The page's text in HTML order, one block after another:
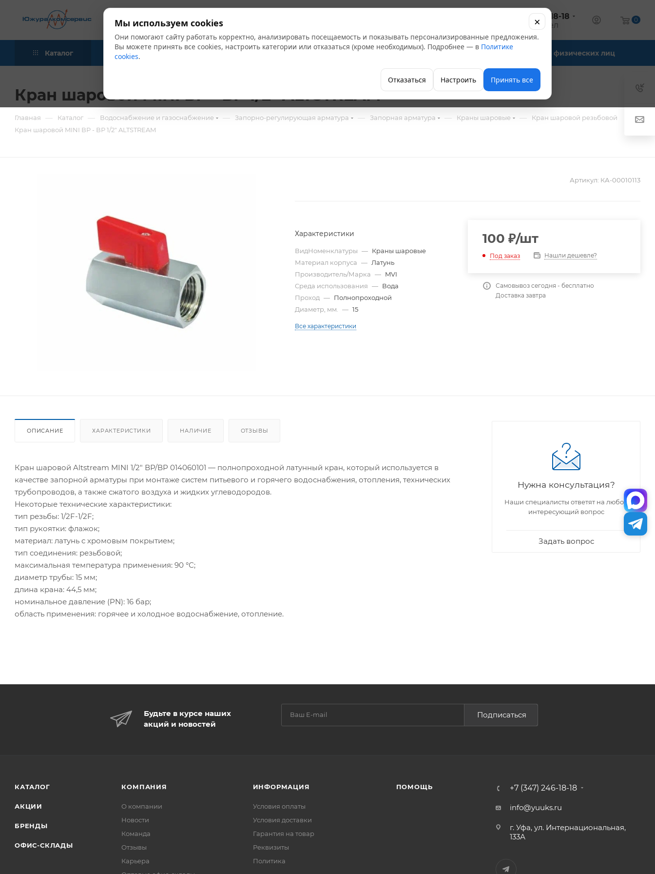
+7 (347) 246-18-18
оптовый отдел
0
Каталог Акции Бренды Компания Офис-склады Для физических лиц
Кран шаровой MINI ВР - ВР 1/2" ALTSTREAM
Главная — Каталог — Водоснабжение и газоснабжение — Запорно-регулирующая арматура — Запорная арматура — Краны шаровые — Кран шаровой резьбовой
Кран шаровой MINI ВР - ВР 1/2" ALTSTREAM
Артикул: КА-00010113
Характеристики
ВидНоменклатуры — Краны шаровые
Материал корпуса — Латунь
Производитель/Марка — MVI
Среда использования — Вода
Проход — Полнопроходной
Диаметр, мм.
— 15
Все характеристики
100 ₽/шт
Под заказ Нашли дешевле?
Самовывоз сегодня - бесплатно
Доставка завтра
ОПИСАНИЕ ХАРАКТЕРИСТИКИ НАЛИЧИЕ ОТЗЫВЫ
Кран шаровой Altstream MINI 1/2" ВР/ВР 014060101 — полнопроходной латунный кран, который используется в
качестве запорной арматуры при монтаже систем питьевого и горячего водоснабжения, отопления, технических
трубопроводов, а также сжатого воздуха и жидких углеводородов.
Некоторые технические характеристики:
тип резьбы: 1/2F-1/2F;
тип рукоятки: флажок;
материал: латунь с хромовым покрытием;
тип соединения: резьбовой;
максимальная температура применения: 90 °С;
диаметр трубы: 15 мм;
длина крана: 44,5 мм;
номинальное давление (PN): 16 бар;
область применения: горячее и холодное водоснабжение, отопление.
Нужна консультация?
Наши специалисты ответят на любой
интересующий вопрос
Задать вопрос
Будьте в курсе наших
акций и новостей
Подписаться
КАТАЛОГ
АКЦИИ
БРЕНДЫ
ОФИС-СКЛАДЫ
КОМПАНИЯ
О компании
Новости
Команда
Отзывы
Карьера
ИНФОРМАЦИЯ
Условия оплаты
Условия доставки
Гарантия на товар
Реквизиты
Политика
ПОМОЩЬ +7 (347) 246-18-18
info@yuuks.ru
г. Уфа, ул. Интернациональная,
133А
Мы используем cookies
Они помогают сайту работать корректно, анализировать посещаемость и показывать персонализированные предложения.
Вы можете принять все cookies, настроить категории или отказаться (кроме необходимых). Подробнее — в Политике
cookies.
Отказаться Настроить Принять все
×